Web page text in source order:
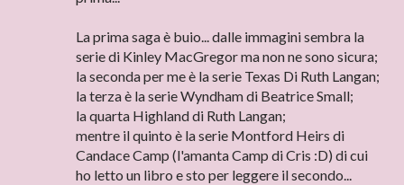
La prima saga è buio... dalle immagini sembra la
serie di Kinley MacGregor ma non ne sono sicura;
la seconda per me è la serie Texas Di Ruth Langan;
la terza è la serie Wyndham di Beatrice Small;
la quarta Highland di Ruth Langan;
mentre il quinto è la serie Montford Heirs di
Candace Camp (l'amanta Camp di Cris :D) di cui
ho letto un libro e sto per leggere il secondo...